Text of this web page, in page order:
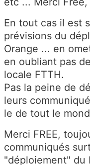
En tout cas il est
prévisions du
Orange ... en
en oubliant pas
locale FTTH.
Pas la peine de
leurs
le de tout le
Merci FREE,
communiqués
"déploiement" du